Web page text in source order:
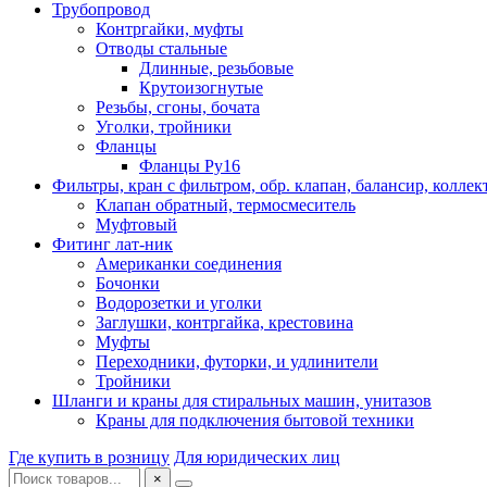
Трубопровод
Контргайки, муфты
Отводы стальные
Длинные, резьбовые
Крутоизогнутые
Резьбы, сгоны, бочата
Уголки, тройники
Фланцы
Фланцы Ру16
Фильтры, кран с фильтром, обр. клапан, балансир,
Клапан обратный, термосмеситель
Муфтовый
Фитинг лат-ник
Американки соединения
Бочонки
Водорозетки и уголки
Заглушки, контргайка, крестовина
Муфты
Переходники, футорки, и удлинители
Тройники
Шланги и краны для стиральных машин, унитазов
Краны для подключения бытовой техники
Где купить в розницу Для юридических лиц
×